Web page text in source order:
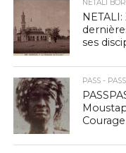
NETALI
NETALI:
ses
PASS - PASS